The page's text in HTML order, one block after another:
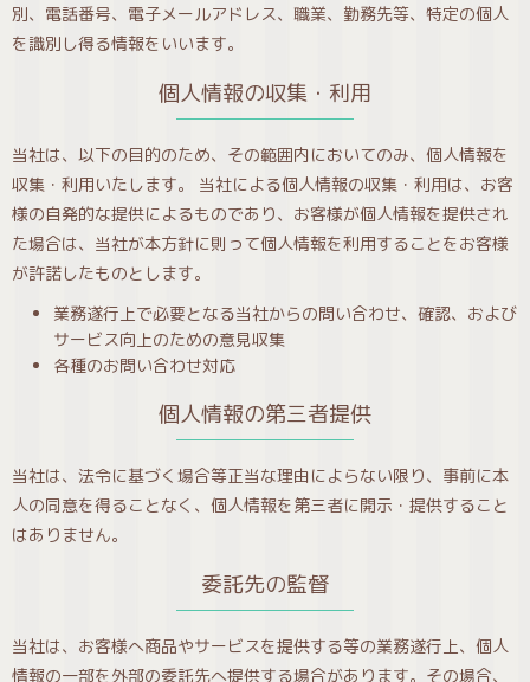
別、電話番号、電子メールアドレス、職業、勤務先等、特定の個人
を識別し得る情報をいいます。
個人情報の収集・利用
当社は、以下の目的のため、その範囲内においてのみ、個人情報を
収集・利用いたします。 当社による個人情報の収集・利用は、お客
様の自発的な提供によるものであり、お客様が個人情報を提供され
た場合は、当社が本方針に則って個人情報を利用することをお客様
が許諾したものとします。
業務遂行上で必要となる当社からの問い合わせ、確認、および
サービス向上のための意見収集
各種のお問い合わせ対応
個人情報の第三者提供
当社は、法令に基づく場合等正当な理由によらない限り、事前に本
人の同意を得ることなく、個人情報を第三者に開示・提供すること
はありません。
委託先の監督
当社は、お客様へ商品やサービスを提供する等の業務遂行上、個人
情報の一部を外部の委託先へ提供する場合があります。その場合、